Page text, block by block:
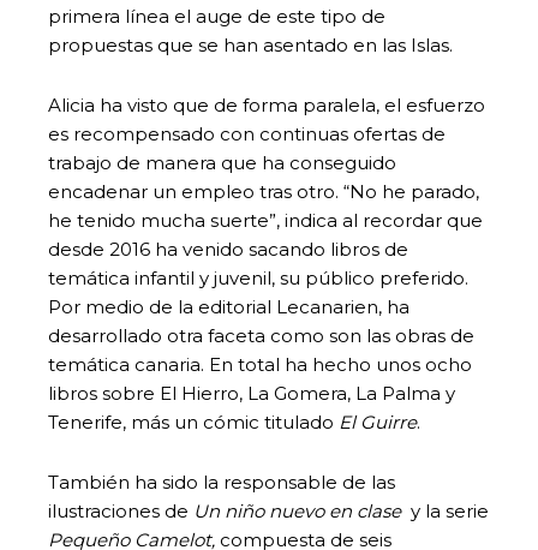
primera línea el auge de este tipo de
propuestas que se han asentado en las Islas.
Alicia ha visto que de forma paralela, el esfuerzo
es recompensado con continuas ofertas de
trabajo de manera que ha conseguido
encadenar un empleo tras otro. “No he parado,
he tenido mucha suerte”, indica al recordar que
desde 2016 ha venido sacando libros de
temática infantil y juvenil, su público preferido.
Por medio de la editorial Lecanarien, ha
desarrollado otra faceta como son las obras de
temática canaria. En total ha hecho unos ocho
libros sobre El Hierro, La Gomera, La Palma y
Tenerife, más un cómic titulado El Guirre.
También ha sido la responsable de las
ilustraciones de Un niño nuevo en clase y la serie
Pequeño Camelot, compuesta de seis